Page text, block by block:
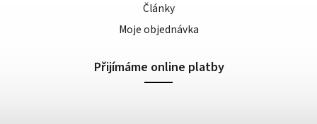
Články
Moje objednávka
Přijímáme online platby